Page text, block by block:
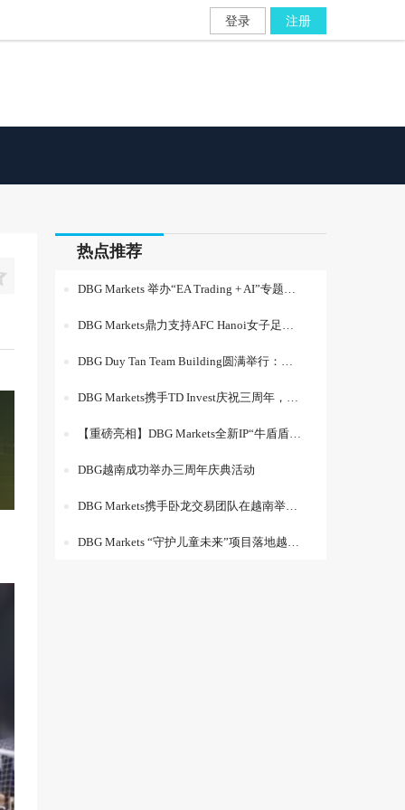
登录 注册
热点推荐
DBG Markets 举办“EA Trading + AI”专题研讨会，探索 AI 赋能智能交易新机遇
DBG Markets鼎力支持AFC Hanoi女子足球队夺冠
DBG Duy Tan Team Building圆满举行：凝聚团队力量，共启下半年新征程
DBG Markets携手TD Invest庆祝三周年，共启合作新篇章
【重磅亮相】DBG Markets全新IP“牛盾盾”出道！
DBG越南成功举办三周年庆典活动
DBG Markets携手卧龙交易团队在越南举办“社区分享会：交易视角”主题活动
DBG Markets “守护儿童未来”项目落地越南：Han Trang 小学新校舍正式落成启用